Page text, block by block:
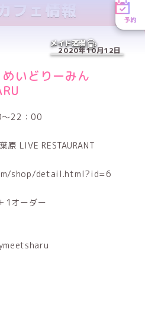
予約
メイド酒場
フェ情報
2020年10月12日
めいどりーみん
22：00
LIVE RESTAURANT
shop/detail.html?id=6
1オーダー